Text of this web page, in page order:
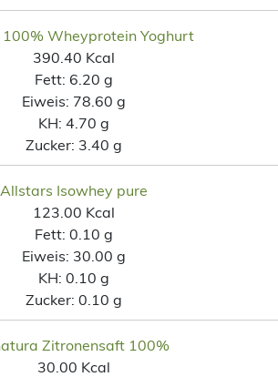
Wheyprotein Yoghurt
390.40 Kcal
Fett: 6.20 g
Eiweis: 78.60 g
KH: 4.70 g
Zucker: 3.40 g
Allstars Isowhey pure
123.00 Kcal
Fett: 0.10 g
Eiweis: 30.00 g
KH: 0.10 g
Zucker: 0.10 g
Zitronensaft 100%
30.00 Kcal